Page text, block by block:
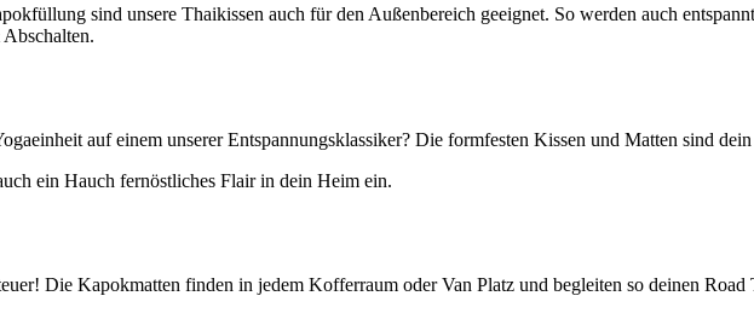
sind unsere Thaikissen auch für den Außenbereich geeignet. So werden auch
auf einem unserer Entspannungsklassiker? Die formfesten Kissen und Matten sind
ein Hauch fernöstliches Flair in dein Heim ein.
Die Kapokmatten finden in jedem Kofferraum oder Van Platz und begleiten so deinen Road